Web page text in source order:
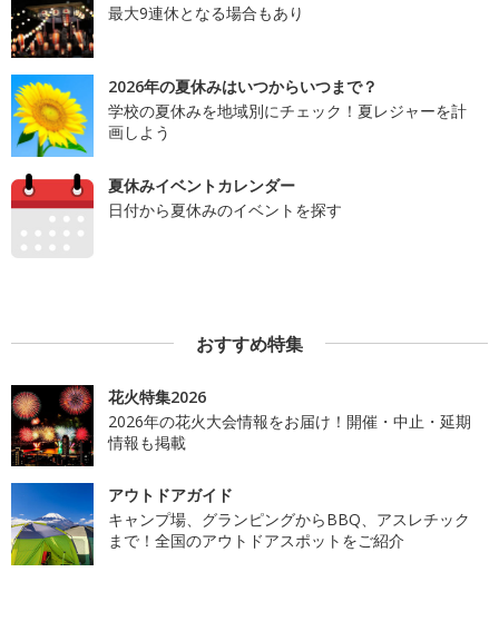
最大9連休となる場合もあり
2026年の夏休みはいつからいつまで？
学校の夏休みを地域別にチェック！夏レジャーを計
画しよう
夏休みイベントカレンダー
日付から夏休みのイベントを探す
おすすめ特集
花火特集2026
2026年の花火大会情報をお届け！開催・中止・延期
情報も掲載
アウトドアガイド
キャンプ場、グランピングからBBQ、アスレチック
まで！全国のアウトドアスポットをご紹介